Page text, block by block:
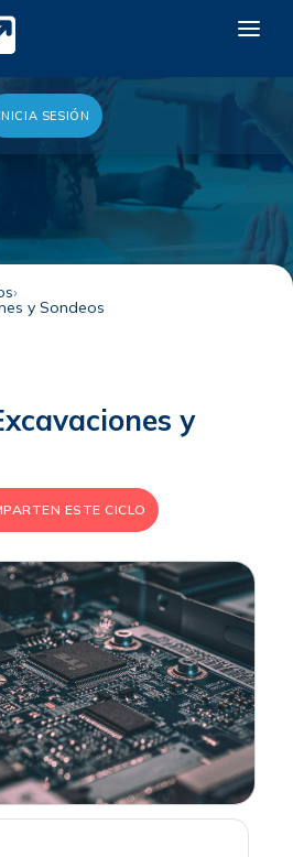
INICIA SESIÓN
y Sondeos
y
ESTE CICLO